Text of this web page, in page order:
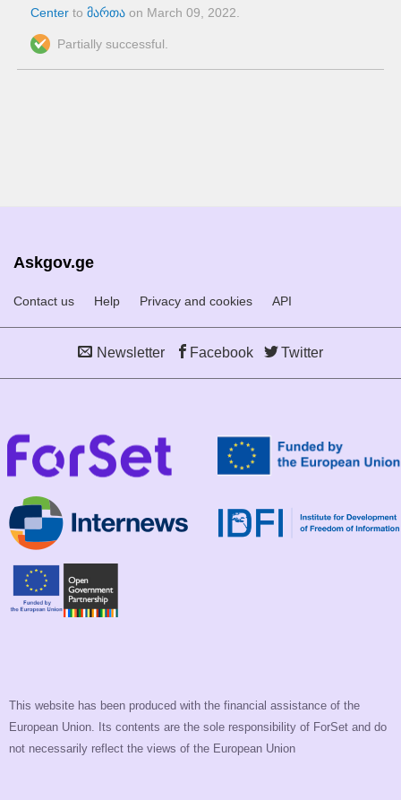
Center to მართა on March 09, 2022
Partially successful.
Askgov.ge
Contact us Help Privacy and cookies API
Newsletter Facebook Twitter
This website has been produced with the financial assistance of the
European Union. Its contents are the sole responsibility of ForSet and do
not necessarily reflect the views of the European Union